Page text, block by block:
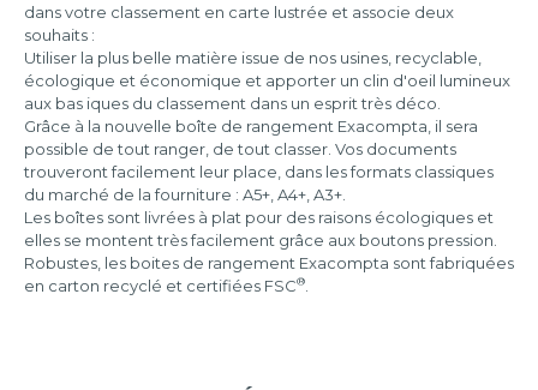
35x51,5x16
cm
dans votre classement en carte lustrée et associe deux
souhaits :
Utiliser la plus belle matière issue de nos usines, recyclable,
écologique et économique et apporter un clin d'oeil lumineux
aux bas iques du classement dans un esprit très déco.
Grâce à la nouvelle boîte de rangement Exacompta, il sera
possible de tout ranger, de tout classer. Vos documents
trouveront facilement leur place, dans les formats classiques
du marché de la fourniture : A5+, A4+, A3+.
Les boîtes sont livrées à plat pour des raisons écologiques et
elles se montent très facilement grâce aux boutons pression.
Robustes, les boites de rangement Exacompta sont fabriquées
en carton recyclé et certifiées FSC®